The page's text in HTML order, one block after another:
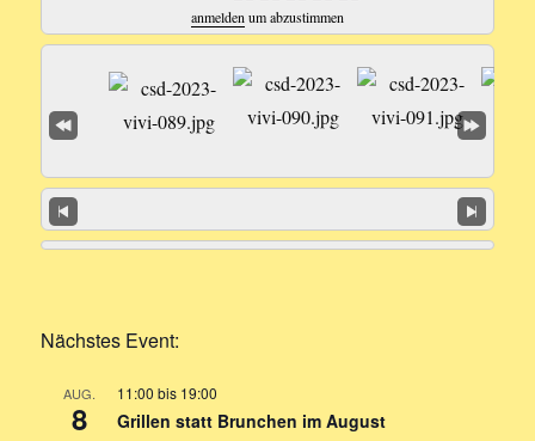
anmelden um abzustimmen
Nächstes Event:
AUG.
8
11:00 bis 19:00
Grillen statt Brunchen im August